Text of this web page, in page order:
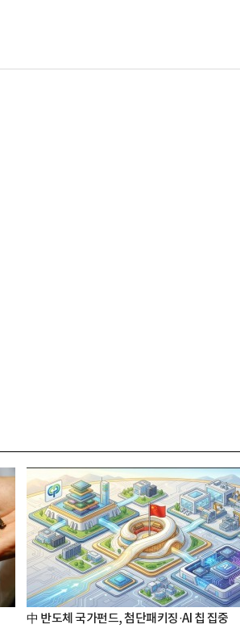
中 반도체 국가펀드, 첨단패키징·AI 칩 집중